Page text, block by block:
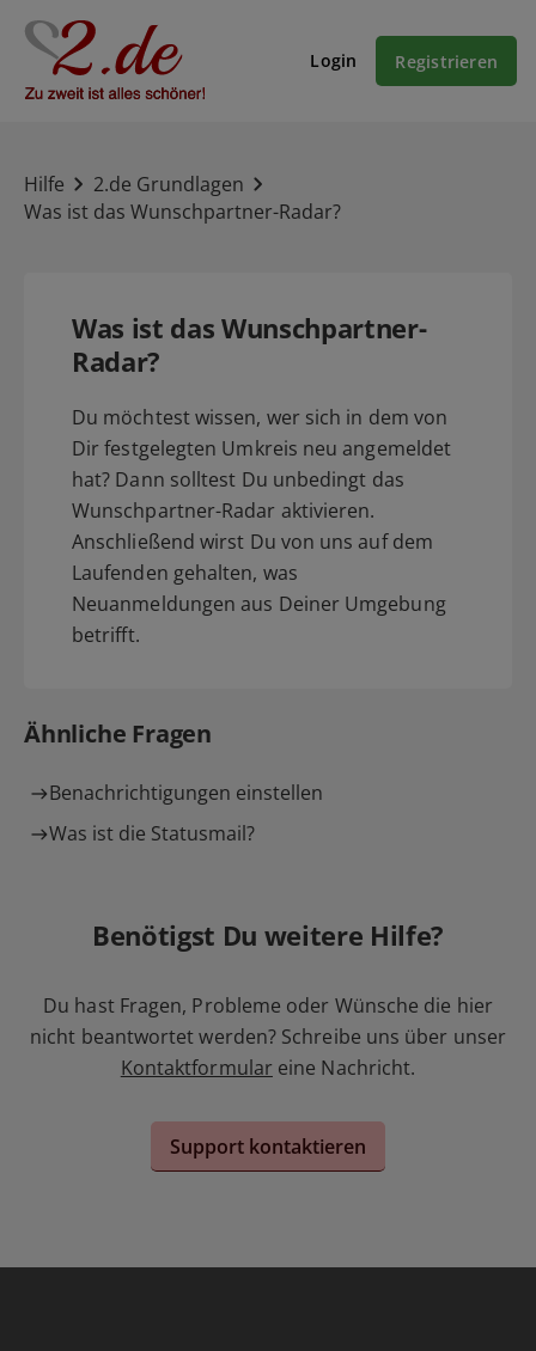
Login Registrieren
Hilfe
2.de Grundlagen
Was ist das Wunschpartner-Radar?
Was ist das Wunschpartner-
Radar?
Du möchtest wissen, wer sich in dem von
Dir festgelegten Umkreis neu angemeldet
hat? Dann solltest Du unbedingt das
Wunschpartner-Radar aktivieren.
Anschließend wirst Du von uns auf dem
Laufenden gehalten, was
Neuanmeldungen aus Deiner Umgebung
betrifft.
Ähnliche Fragen
Benachrichtigungen einstellen
Was ist die Statusmail?
Benötigst Du weitere Hilfe?
Du hast Fragen, Probleme oder Wünsche die hier
nicht beantwortet werden? Schreibe uns über unser
Kontaktformular eine Nachricht.
Support kontaktieren